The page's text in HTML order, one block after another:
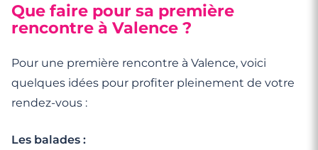
Que faire pour sa première
rencontre à Valence ?
Pour une première rencontre à Valence, voici
quelques idées pour profiter pleinement de votre
rendez-vous :
Les balades :